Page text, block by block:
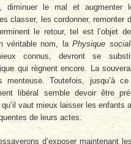
diminuer le mal et augmenter
classer, les cordonner, remonter
le retour, tel est l’objet
véritable nom, laPhysique
connus, devront se
qui règnent encore. La
menteuse. Toutefois, jusqu’à
libéral semble devoir être
vaut mieux laisser les enfants
de leurs actes.
d’exposer maintenant